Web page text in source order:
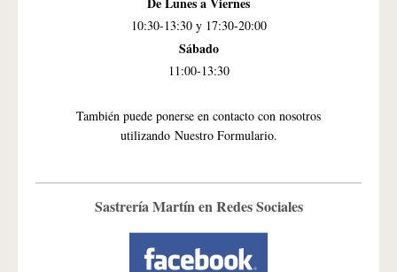
10:30-13:30 y 17:30-20:00
Sábado
11:00-13:30
También puede ponerse en contacto con nosotros
utilizando Nuestro Formulario.
Sastrería Martín en Redes Sociales